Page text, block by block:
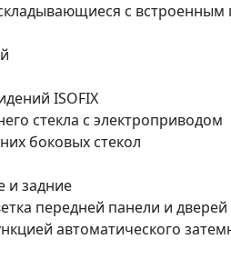
с
ISOFIX
стекла с электроприводом
боковых стекол
и задние
передней панели и дверей
автоматического